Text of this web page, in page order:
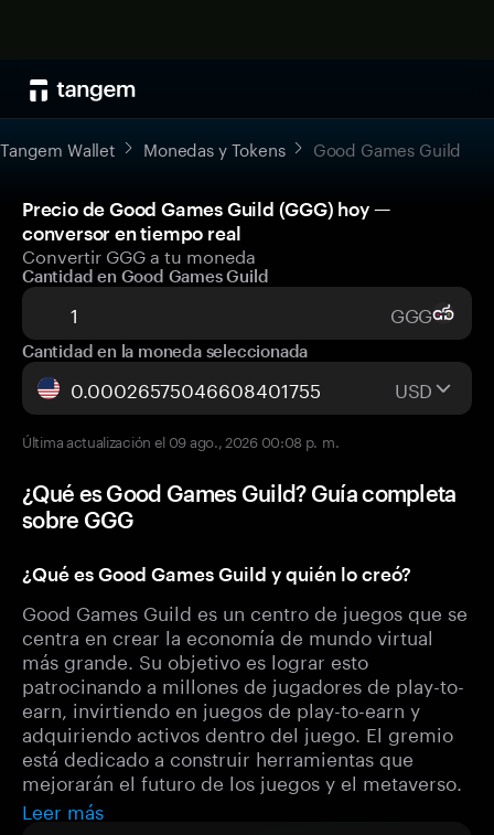
Tangem Wallet Monedas y Tokens Good Games Guild
Precio de Good Games Guild (GGG) hoy —
conversor en tiempo real
Convertir GGG a tu moneda
Cantidad en Good Games Guild
GGG
Cantidad en la moneda seleccionada
USD
Última actualización el 09 ago., 2026 00:08 p. m.
¿Qué es Good Games Guild? Guía completa
sobre GGG
¿Qué es Good Games Guild y quién lo creó?
Good Games Guild es un centro de juegos que se
centra en crear la economía de mundo virtual
más grande. Su objetivo es lograr esto
patrocinando a millones de jugadores de play-to-
earn, invirtiendo en juegos de play-to-earn y
adquiriendo activos dentro del juego. El gremio
está dedicado a construir herramientas que
mejorarán el futuro de los juegos y el metaverso.
Leer más